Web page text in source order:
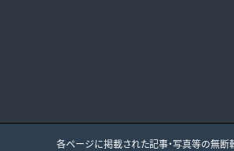
各ページに掲載された記事・写真等の無断